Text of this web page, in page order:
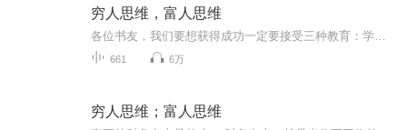
穷人思维，富人思维
661 6万
穷人思维；富人思维